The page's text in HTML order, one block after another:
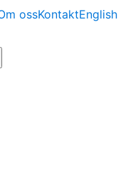
ossKontaktEnglish